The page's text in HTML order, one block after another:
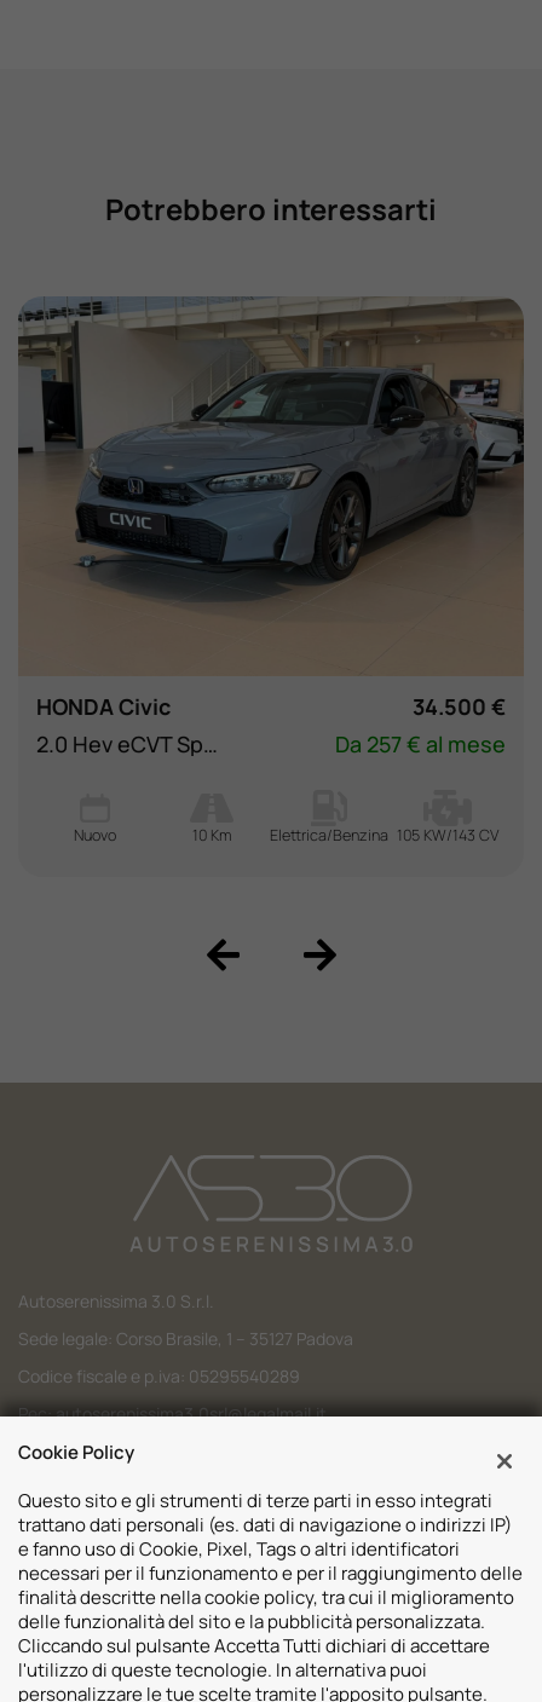
Potrebbero interessarti
HONDA Civic
34.500 €
2.0 Hev eCVT Sport
Da 257 € al mese
Nuovo 10 Km Elettrica/Benzina 105 KW/143 CV
Autoserenissima 3.0 S.r.l.
Sede legale: Corso Brasile, 1 – 35127 Padova
Codice fiscale e p.iva: 05295540289
Pec:autoserenissima3.0srl@legalmail.it
Codice SDI: M5UXCR1
Sedi
Volvo Padova
Volvo Venezia
Usato Padova
Risorse
Valuta il tuo Usato
Cookie Policy
Questo sito e gli strumenti di terze parti in esso integrati
trattano dati personali (es. dati di navigazione o indirizzi IP)
e fanno uso di Cookie, Pixel, Tags o altri identificatori
necessari per il funzionamento e per il raggiungimento delle
finalità descritte nella cookie policy, tra cui il miglioramento
delle funzionalità del sito e la pubblicità personalizzata.
Cliccando sul pulsante Accetta Tutti dichiari di accettare
l'utilizzo di queste tecnologie. In alternativa puoi
personalizzare le tue scelte tramite l'apposito pulsante.